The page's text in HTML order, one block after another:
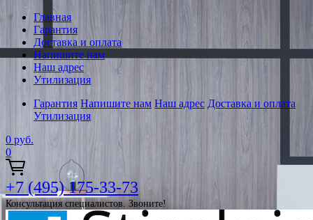
Главная
Гарантия
Доставка и оплата
Напишите нам
Наш адрес
Утилизация
Гарантия Напишите нам Наш адрес Доставка и оплата
Утилизация
0 руб.
0
+7 (495) 175-33-73
Консультация специалистов. Звоните!